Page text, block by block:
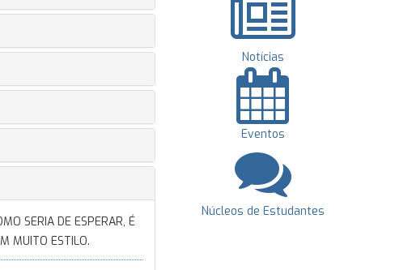
SERIA DE ESPERAR, É
MUITO ESTILO.
Notícias
Eventos
Núcleos de Estudantes